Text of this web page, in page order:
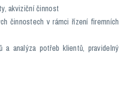
akviziční činnost
činnostech v rámci řízení firemních
a analýza potřeb klientů, pravidelný